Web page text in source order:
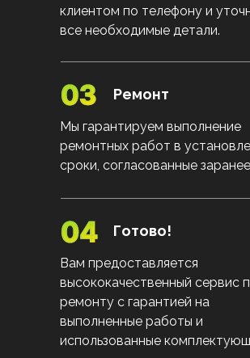
клиентом по телефону и
все необходимые детали.
Ремонт
Мы гарантируем выполнение
ремонтных работ в
сроки, согласованные
Готово!
Вам предоставляется
высококачественный сервис
ремонту с гарантией на
выполненные работы и
использованные